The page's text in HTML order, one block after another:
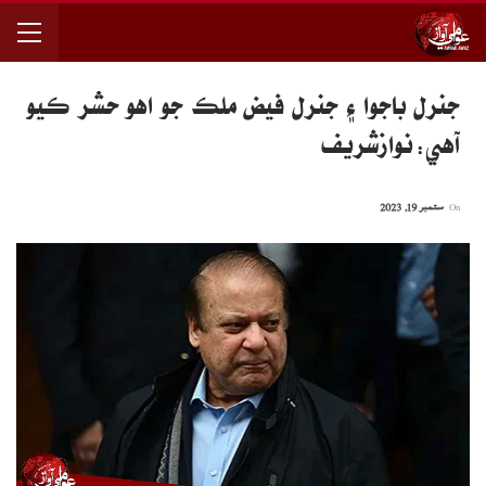
جنرل باجوا ۽ جنرل فيض ملڪ جو اهو حشر ڪيو
آهي: نوازشريف